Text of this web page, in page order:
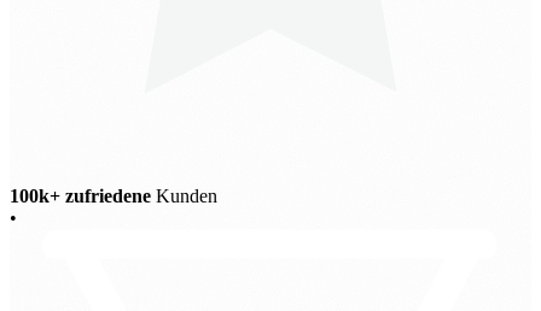
100k+ zufriedene Kunden
•